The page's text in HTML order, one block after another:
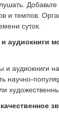
и темпов.
суток.
аудиокниги
и аудиокниги
научно-